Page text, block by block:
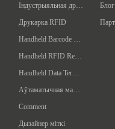
Друкарка RFID
Comment
Дызайнер міткі
Блог